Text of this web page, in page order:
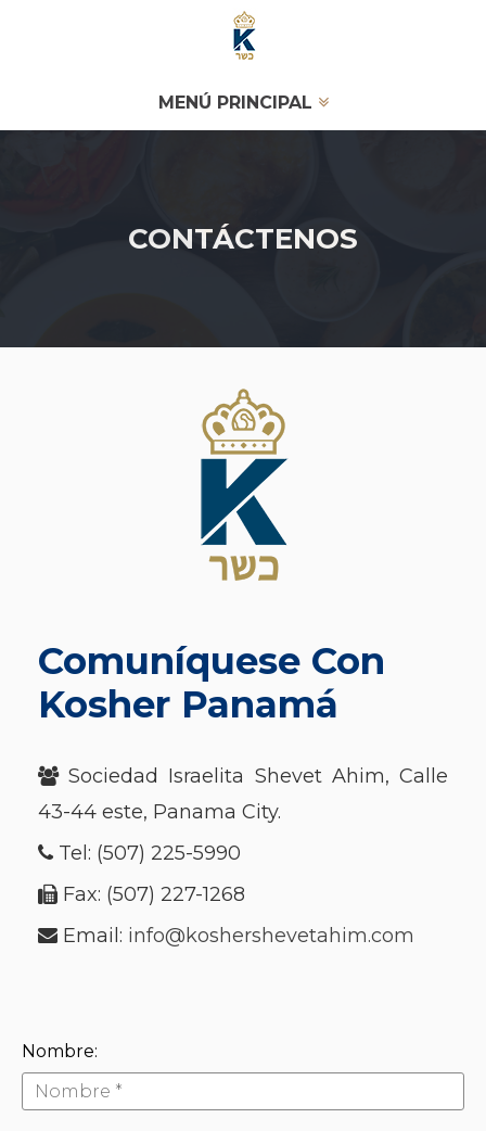
MENÚ PRINCIPAL
CONTÁCTENOS
Comuníquese Con
Kosher Panamá
Sociedad Israelita Shevet Ahim, Calle
43-44 este, Panama City.
Tel: (507) 225-5990
Fax: (507) 227-1268
Email: info@koshershevetahim.com
Nombre: